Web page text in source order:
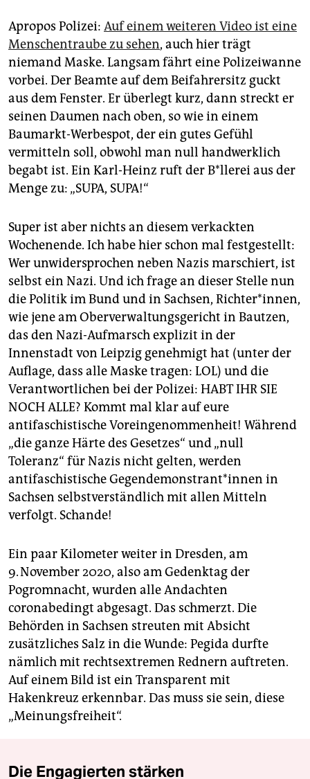
Apropos Polizei: Auf einem weiteren Video ist eine
Menschentraube zu sehen, auch hier trägt
niemand Maske. Langsam fährt eine Polizeiwanne
vorbei. Der Beamte auf dem Beifahrersitz guckt
aus dem Fenster. Er überlegt kurz, dann streckt er
seinen Daumen nach oben, so wie in einem
Baumarkt-Werbespot, der ein gutes Gefühl
vermitteln soll, obwohl man null handwerklich
begabt ist. Ein Karl-Heinz ruft der B*llerei aus der
Menge zu: „SUPA, SUPA!“
Super ist aber nichts an diesem verkackten
Wochenende. Ich habe hier schon mal festgestellt:
Wer unwidersprochen neben Nazis marschiert, ist
selbst ein Nazi. Und ich frage an dieser Stelle nun
die Politik im Bund und in Sachsen, Richter*innen,
wie jene am Oberverwaltungsgericht in Bautzen,
das den Nazi-Aufmarsch explizit in der
Innenstadt von Leipzig genehmigt hat (unter der
Auflage, dass alle Maske tragen: LOL) und die
Verantwortlichen bei der Polizei: HABT IHR SIE
NOCH ALLE? Kommt mal klar auf eure
antifaschistische Voreingenommenheit! Während
„die ganze Härte des Gesetzes“ und „null
Toleranz“ für Nazis nicht gelten, werden
antifaschistische Gegendemonstrant*innen in
Sachsen selbstverständlich mit allen Mitteln
verfolgt. Schande!
Ein paar Kilometer weiter in Dresden, am
9. November 2020, also am Gedenktag der
Pogromnacht, wurden alle Andachten
coronabedingt abgesagt. Das schmerzt. Die
Behörden in Sachsen streuten mit Absicht
zusätzliches Salz in die Wunde: Pegida durfte
nämlich mit rechtsextremen Rednern auftreten.
Auf einem Bild ist ein Transparent mit
Hakenkreuz erkennbar. Das muss sie sein, diese
„Meinungsfreiheit“.
Die Engagierten stärken